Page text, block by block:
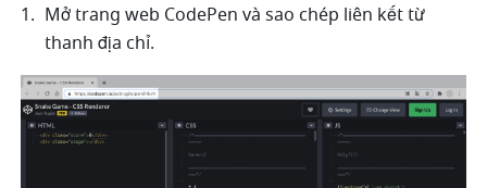
Mở trang web CodePen và sao chép liên kết từ
thanh địa chỉ.